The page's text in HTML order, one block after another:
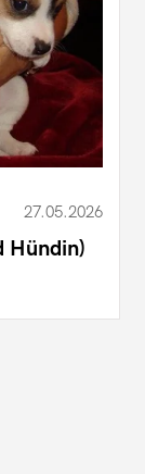
27.05.2026
Hündin)